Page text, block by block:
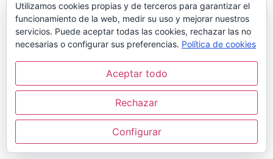
Utilizamos cookies propias y de terceros para garantizar el
funcionamiento de la web, medir su uso y mejorar nuestros
servicios. Puede aceptar todas las cookies, rechazar las no
necesarias o configurar sus preferencias. Política de cookies
Aceptar todo
Rechazar
Configurar